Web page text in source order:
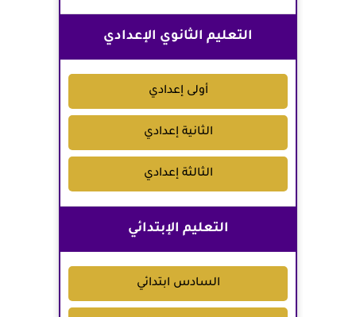
التعليم الثانوي الإعدادي
أولى إعدادي
الثانية إعدادي
الثالثة إعدادي
التعليم الإبتدائي
السادس ابتدائي